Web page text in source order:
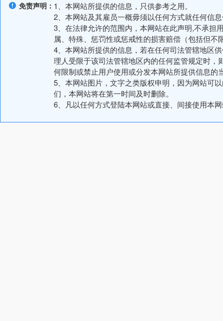
免责声明： 1、本网站所提供的信息，只供参考之用。
2、本网站及其雇员一概毋须以任何方式就任何信
3、在法律允许的范围内，本网站在此声明,不承担
属、特殊、惩罚性或惩戒性的损害赔偿（包括但
4、本网站所提供的信息，若在任何司法管辖地区
理人受限于该司法管辖地区内的任何监管规定时
何限制或禁止用户使用或分发本网站所提供信息的
5、本网站图片，文字之类版权申明，因为网站可
们，本网站将在第一时间及时删除。
6、凡以任何方式登陆本网站或直接、间接使用本